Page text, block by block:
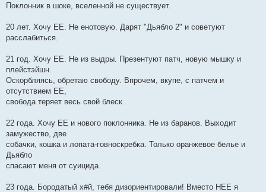
Поклонник в шоке, вселенной не существует.
20 лет. Хочу ЕЕ. Не енотовую. Дарят "Дьябло 2" и советуют
расслабиться.
21 год. Хочу ЕЕ. Не из выдры. Презентуют патч, новую мышку и
плейстэйшн.
Оскорбляясь, обретаю свободу. Впрочем, вкупе, с патчем и
отсутствием ЕЕ,
свобода теряет весь свой блеск.
22 года. Хочу ЕЕ и нового поклонника. Не из баранов. Выходит
замужество, две
собачки, кошка и лопата-говноскребка. Только оранжевое белье и
Дьябло
спасают меня от суицида.
23 года. Бородатый х#й, тебя дизориентировали! Вместо НЕЕ я